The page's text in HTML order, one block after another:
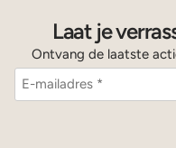
Laat je
Ontvang de laatste